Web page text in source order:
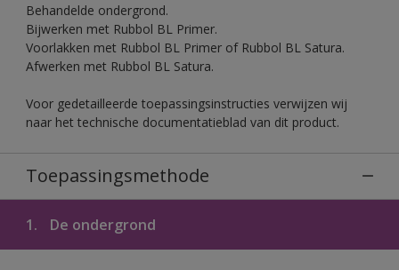
Behandelde ondergrond.
Bijwerken met Rubbol BL Primer.
Voorlakken met Rubbol BL Primer of Rubbol BL Satura.
Afwerken met Rubbol BL Satura.
Voor gedetailleerde toepassingsinstructies verwijzen wij
naar het technische documentatieblad van dit product.
Toepassingsmethode
1. De ondergrond